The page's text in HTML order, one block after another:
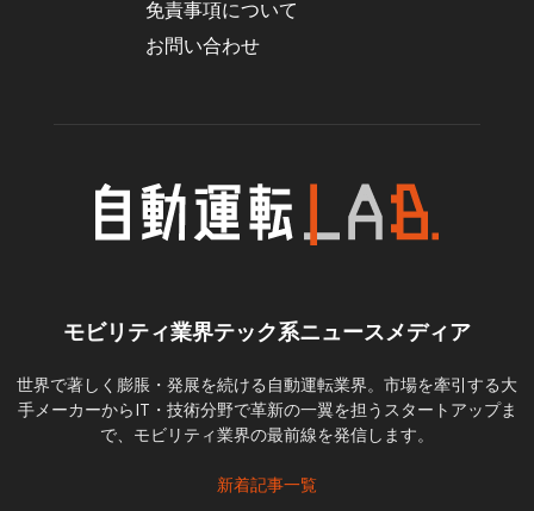
免責事項について
お問い合わせ
モビリティ業界テック系ニュースメディア
世界で著しく膨脹・発展を続ける自動運転業界。市場を牽引する大
手メーカーからIT・技術分野で革新の一翼を担うスタートアップま
で、モビリティ業界の最前線を発信します。
新着記事一覧